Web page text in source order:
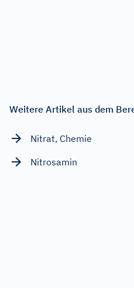
Weitere Artikel aus dem
Nitrat, Chemie
Nitrosamin